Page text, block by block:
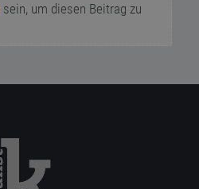
sein, um diesen Beitrag zu